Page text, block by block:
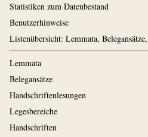
Statistiken zum Datenbestand
Benutzerhinweise
Listenübersicht: Lemmata,
Lemmata
Belegansätze
Handschriftenlesungen
Legesbereiche
Handschriften